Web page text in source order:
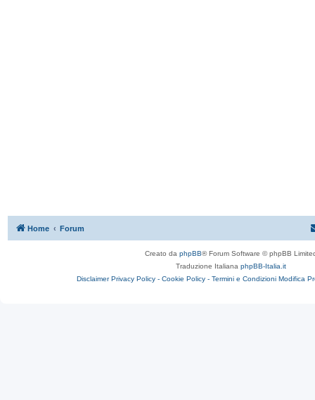
Home Forum
Creato da phpBB® Forum Software © phpBB
Traduzione Italiana phpBB-Italia.it
Disclaimer Privacy Policy - Cookie Policy - Termini e Condizioni Modifica